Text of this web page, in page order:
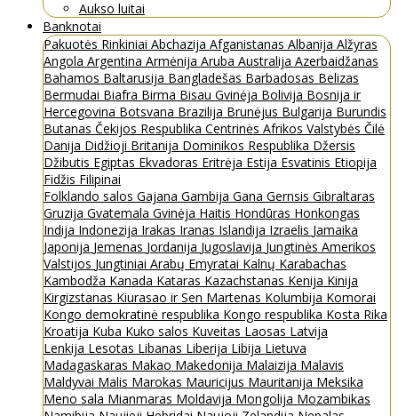
Aukso luitai
Banknotai
Pakuotės Rinkiniai Abchazija Afganistanas Albanija Alžyras
Angola Argentina Armėnija Aruba Australija Azerbaidžanas
Bahamos Baltarusija Bangladešas Barbadosas Belizas
Bermudai Biafra Birma Bisau Gvinėja Bolivija Bosnija ir
Hercegovina Botsvana Brazilija Brunėjus Bulgarija Burundis
Butanas Čekijos Respublika Centrinės Afrikos Valstybės Čilė
Danija Didžioji Britanija Dominikos Respublika Džersis
Džibutis Egiptas Ekvadoras Eritrėja Estija Esvatinis Etiopija
Fidžis Filipinai
Folklando salos Gajana Gambija Gana Gernsis Gibraltaras
Gruzija Gvatemala Gvinėja Haitis Hondūras Honkongas
Indija Indonezija Irakas Iranas Islandija Izraelis Jamaika
Japonija Jemenas Jordanija Jugoslavija Jungtinės Amerikos
Valstijos Jungtiniai Arabų Emyratai Kalnų Karabachas
Kambodža Kanada Kataras Kazachstanas Kenija Kinija
Kirgizstanas Kiurasao ir Sen Martenas Kolumbija Komorai
Kongo demokratinė respublika Kongo respublika Kosta Rika
Kroatija Kuba Kuko salos Kuveitas Laosas Latvija
Lenkija Lesotas Libanas Liberija Libija Lietuva
Madagaskaras Makao Makedonija Malaizija Malavis
Maldyvai Malis Marokas Mauricijus Mauritanija Meksika
Meno sala Mianmaras Moldavija Mongolija Mozambikas